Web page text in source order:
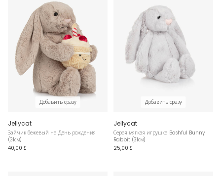
Добавить сразу
Jellycat
Зайчик бежевый на День рождения
(31см)
40,00 £
Добавить сразу
Jellycat
Серая мягкая игрушка Bashful Bunny
Rabbit (31см)
25,00 £